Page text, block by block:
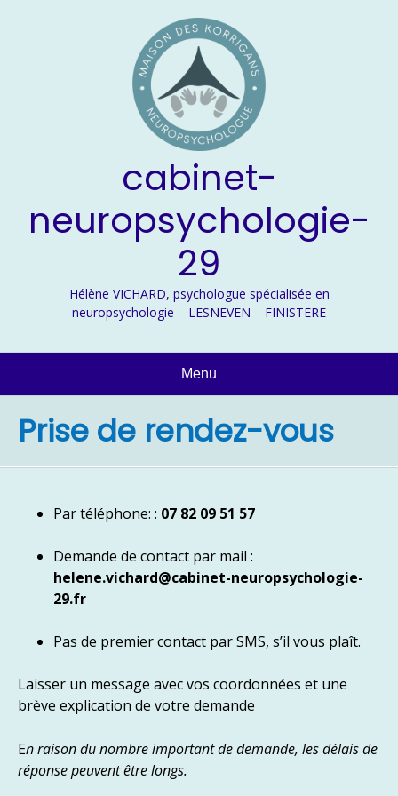
cabinet-
neuropsychologie-
29
Hélène VICHARD, psychologue spécialisée en
neuropsychologie – LESNEVEN – FINISTERE
Menu
Prise de rendez-vous
Par téléphone: : 07 82 09 51 57
Demande de contact par mail :
helene.vichard@cabinet-neuropsychologie-
29.fr
Pas de premier contact par SMS, s’il vous plaît.
Laisser un message avec vos coordonnées et une
brève explication de votre demande
En raison du nombre important de demande, les délais de
réponse peuvent être longs.